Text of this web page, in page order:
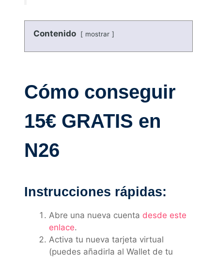
Contenido mostrar
Cómo conseguir
15€ GRATIS en
N26
Instrucciones rápidas:
Abre una nueva cuenta desde este
enlace.
Activa tu nueva tarjeta virtual
(puedes añadirla al Wallet de tu